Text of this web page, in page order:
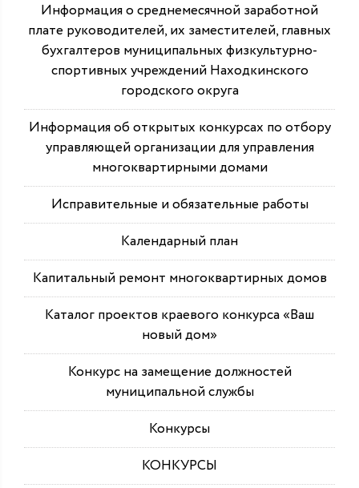
Информация о среднемесячной заработной
плате руководителей, их заместителей, главных
бухгалтеров муниципальных физкультурно-
спортивных учреждений Находкинского
городского округа
Информация об открытых конкурсах по отбору
управляющей организации для управления
многоквартирными домами
Исправительные и обязательные работы
Календарный план
Капитальный ремонт многоквартирных домов
Каталог проектов краевого конкурса «Ваш
новый дом»
Конкурс на замещение должностей
муниципальной службы
Конкурсы
КОНКУРСЫ